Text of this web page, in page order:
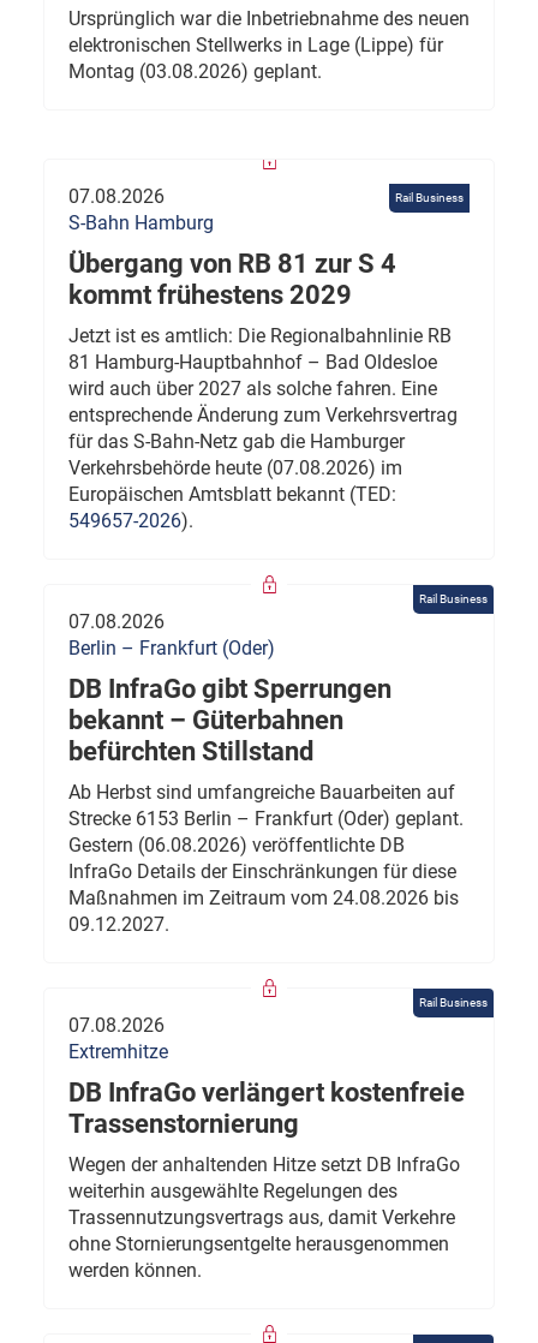
Ursprünglich war die Inbetriebnahme des neuen
elektronischen Stellwerks in Lage (Lippe) für
Montag (03.08.2026) geplant.
Rail Business
07.08.2026
S-Bahn Hamburg
Übergang von RB 81 zur S 4
kommt frühestens 2029
Jetzt ist es amtlich: Die Regionalbahnlinie RB
81 Hamburg-Hauptbahnhof – Bad Oldesloe
wird auch über 2027 als solche fahren. Eine
entsprechende Änderung zum Verkehrsvertrag
für das S-Bahn-Netz gab die Hamburger
Verkehrsbehörde heute (07.08.2026) im
Europäischen Amtsblatt bekannt (TED:
549657-2026).
Rail Business
07.08.2026
Berlin – Frankfurt (Oder)
DB InfraGo gibt Sperrungen
bekannt – Güterbahnen
befürchten Stillstand
Ab Herbst sind umfangreiche Bauarbeiten auf
Strecke 6153 Berlin – Frankfurt (Oder) geplant.
Gestern (06.08.2026) veröffentlichte DB
InfraGo Details der Einschränkungen für diese
Maßnahmen im Zeitraum vom 24.08.2026 bis
09.12.2027.
Rail Business
07.08.2026
Extremhitze
DB InfraGo verlängert kostenfreie
Trassenstornierung
Wegen der anhaltenden Hitze setzt DB InfraGo
weiterhin ausgewählte Regelungen des
Trassennutzungsvertrags aus, damit Verkehre
ohne Stornierungsentgelte herausgenommen
werden können.